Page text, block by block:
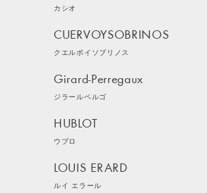
カシオ
CUERVOYSOBRINOS
クエルボイソブリノス
Girard-Perregaux
ジラールペルゴ
HUBLOT
ウブロ
LOUIS ERARD
ルイ エラール